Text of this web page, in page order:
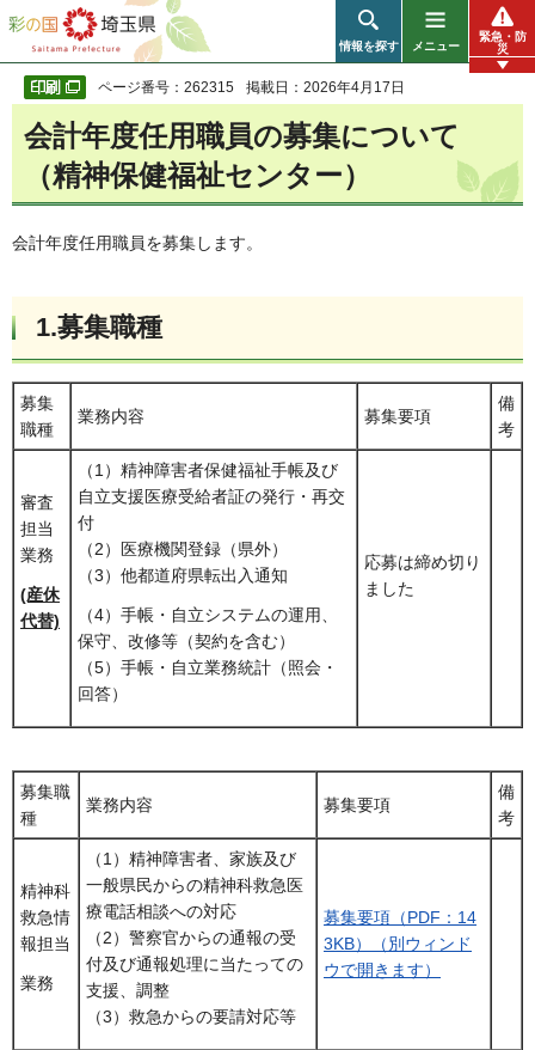
彩の国 埼玉県
情報を探す メニュー
緊急・防
災
ページ番号：262315 掲載日：2026年4月17日
会計年度任用職員の募集について
（精神保健福祉センター）
会計年度任用職員を募集します。
1.募集職種
募集
職種
業務内容 募集要項
備
考
審査
担当
業務
(産休
代替)
（1）精神障害者保健福祉手帳及び
自立支援医療受給者証の発行・再交
付
（2）医療機関登録（県外）
（3）他都道府県転出入通知
（4）手帳・自立システムの運用、
保守、改修等（契約を含む）
（5）手帳・自立業務統計（照会・
回答）
応募は締め切り
ました
募集職
種
業務内容 募集要項
備
考
精神科
救急情
報担当
業務
（1）精神障害者、家族及び
一般県民からの精神科救急医
療電話相談への対応
（2）警察官からの通報の受
付及び通報処理に当たっての
支援、調整
（3）救急からの要請対応等
募集要項（PDF：14
3KB）（別ウィンド
ウで開きます）